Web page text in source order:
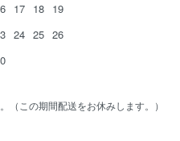
17 18 19
24 25 26
（この期間配送をお休みします。）